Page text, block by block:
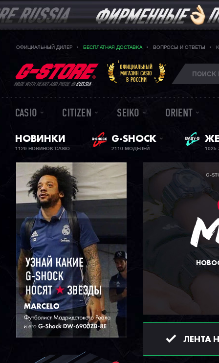
ОФИЦИАЛЬНЫЙ ДИЛЕР БЕСПЛАТНАЯ ДОСТАВКА ВОПРОСЫ И ОТВЕТЫ
MADE WITH HEART AND PRIDE INRUSSIA
ОФИЦИАЛЬНЫЙ
МАГАЗИН CASIO
В РОССИИ
CASIO CITIZEN SEIKO ORIENT
НОВИНКИ
1129 НОВИНОК CASIO
G-SHOCK
2110 МОДЕЛЕЙ
G-
ЛЕНТА